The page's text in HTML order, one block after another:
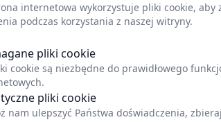
i chronić
Szybkie linki
Aktualizacje
internetowa wykorzystuje pliki cookie, aby
podczas korzystania z naszej witryny.
pliki cookie
cookie są niezbędne do prawidłowego
pliki cookie
nam ulepszyć Państwa doświadczenia,